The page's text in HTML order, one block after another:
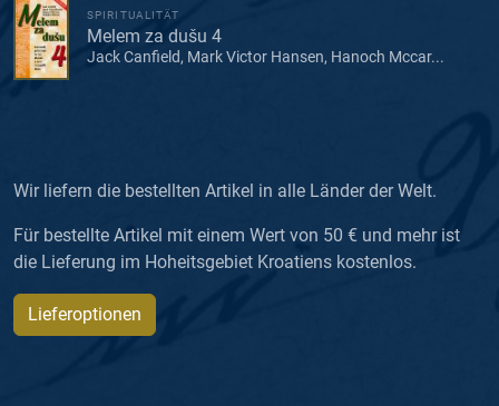
SPIRITUALITÄT
Melem za dušu 4
Jack Canfield, Mark Victor Hansen, Hanoch Mccar...
Wir liefern die bestellten Artikel in alle Länder der Welt.
Für bestellte Artikel mit einem Wert von 50 € und mehr ist
die Lieferung im Hoheitsgebiet Kroatiens kostenlos.
Lieferoptionen